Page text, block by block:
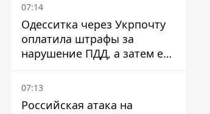
07:14
Одесситка через Укрпочту
оплатила штрафы за
нарушение ПДД, а затем ее
счета заблокировали - в
чем причина и что решил
07:13
Российская атака на